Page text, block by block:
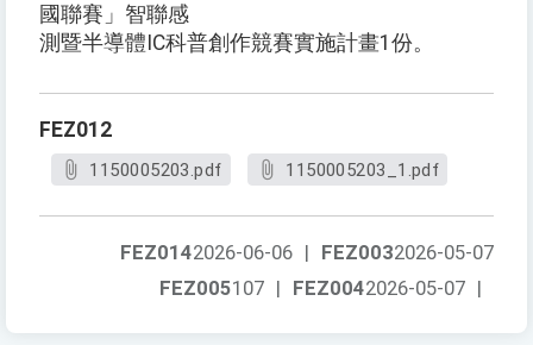
國聯賽」智聯感
測暨半導體IC科普創作競賽實施計畫1份。
FEZ012
1150005203.pdf 1150005203_1.pdf
FEZ0032026-05-07
FEZ0142026-06-06 |
FEZ0042026-05-07 |
FEZ005107 |